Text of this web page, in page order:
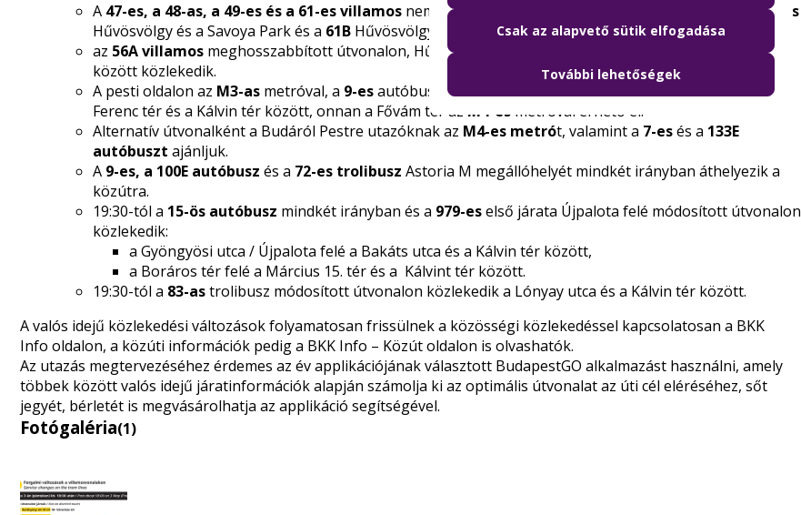
A 47-es, a 48-as, a 49-es és a 61-es villamos nem közlekedik, helyettük a budai oldalon a
61A villamos
Hűvösvölgy és a Savoya Park és a 61B Hűvösvölgy és a Városház tér között közlekedik;
az 56A villamos meghosszabbított útvonalon, Hűvösvölgy és Kelenföld vasútállomás M végállomások
között közlekedik.
A pesti oldalon az M3-as metróval, a 9-esautóbusszal, vagy a
trolibusszal lehet utazni a Deák
Ferenc tér és a Kálvin tér között, onnan a Fővám tér az M4-es metróval érhető el.
Alternatív útvonalként a Budáról Pestre utazóknak az M4-es metrót, valamint a 7-esés a 133E
autóbuszt ajánljuk.
A 9-es, a 100E autóbusz és a 72-es trolibusz Astoria M megállóhelyét mindkét irányban áthelyezik a
közútra.
19:30-tól a 15-ös autóbusz mindkét irányban és a 979-eselső járata Újpalota felé módosított útvonalon
közlekedik:
a Gyöngyösi utca / Újpalota felé a Bakáts utca és a Kálvin tér között,
a Boráros tér felé a Március 15. tér és a Kálvint tér között.
19:30-tól a 83-astrolibusz módosított útvonalon közlekedik a Lónyay utca és a Kálvin tér között.
A valós idejű közlekedési változások folyamatosan frissülnek a közösségi közlekedéssel kapcsolatosan a BKK
Info oldalon, a közúti információk pedig a BKK Info – Közútoldalon is olvashatók.
Az utazás megtervezéséhez érdemes az év applikációjánakválasztott BudapestGO alkalmazást használni, amely
többek között valós idejű járatinformációk alapján számolja ki az optimális útvonalat az úti cél eléréséhez, sőt
jegyét, bérletét is megvásárolhatja az applikáció segítségével.
Fotógaléria(1)
Csak az alapvető sütik elfogadása
További lehetőségek